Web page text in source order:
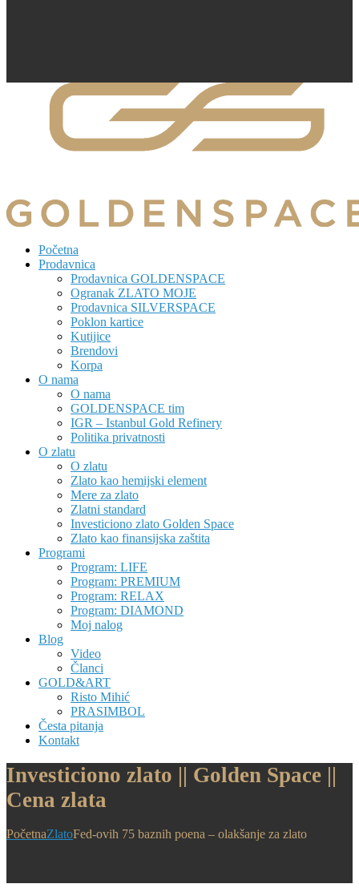
Početna
Prodavnica
Prodavnica GOLDENSPACE
Ogranak ZLATO MOJE
Prodavnica SILVERSPACE
Poklon kartice
Kutijice
Brendovi
Korpa
O nama
O nama
GOLDENSPACE tim
IGR – Istanbul Gold Refinery
Politika privatnosti
O zlatu
O zlatu
Zlato kao hemijski element
Mere za zlato
Zlatni standard
Investiciono zlato Golden Space
Zlato kao finansijska zaštita
Programi
Program: LIFE
Program: PREMIUM
Program: RELAX
Program: DIAMOND
Moj nalog
Blog
Video
Članci
GOLD&ART
Risto Mihić
PRASIMBOL
Česta pitanja
Kontakt
Investiciono zlato || Golden Space ||
Cena zlata
PočetnaZlatoFed-ovih 75 baznih poena – olakšanje za zlato